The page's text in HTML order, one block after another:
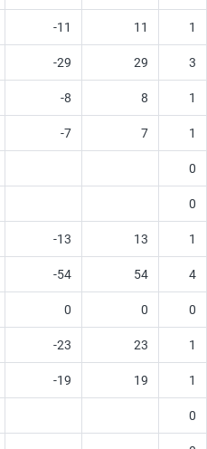
-11 11 1
-29 29 3
-8 8 1
-7 7 1
0
0
-13 13 1
-54 54 4
0 0 0
-23 23 1
-19 19 1
0